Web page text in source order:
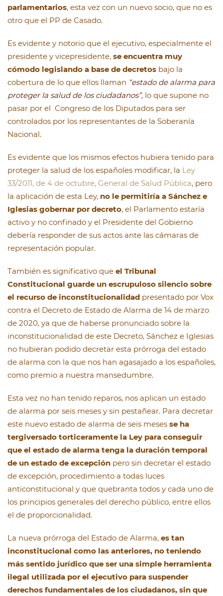
parlamentarios, esta vez con un nuevo socio, que no es
otro que el PP de Casado.
Es evidente y notorio que el ejecutivo, especialmente el
presidente y vicepresidente, se encuentra muy
cómodo legislando a base de decretos bajo la
cobertura de lo que ellos llaman “estado de alarma para
proteger la salud de los ciudadanos”, lo que supone no
pasar por el Congreso de los Diputados para ser
controlados por los representantes de la Soberanía
Nacional.
Es evidente que los mismos efectos hubiera tenido para
proteger la salud de los españoles modificar, la Ley
33/2011, de 4 de octubre, General de Salud Pública, pero
la aplicación de esta Ley, no le permitiría a Sánchez e
Iglesias gobernar por decreto, el Parlamento estaría
activo y no confinado y el Presidente del Gobierno
debería responder de sus actos ante las cámaras de
representación popular.
También es significativo que el Tribunal
Constitucional guarde un escrupuloso silencio sobre
el recurso de inconstitucionalidad presentado por Vox
contra el Decreto de Estado de Alarma de 14 de marzo
de 2020, ya que de haberse pronunciado sobre la
inconstitucionalidad de este Decreto, Sánchez e Iglesias
no hubieran podido decretar esta prórroga del estado
de alarma con la que nos han agasajado a los españoles,
como premio a nuestra mansedumbre.
Esta vez no han tenido reparos, nos aplican un estado
de alarma por seis meses y sin pestañear. Para decretar
este nuevo estado de alarma de seis meses se ha
tergiversado torticeramente la Ley para conseguir
que el estado de alarma tenga la duración temporal
de un estado de excepción pero sin decretar el estado
de excepción, procedimiento a todas luces
anticonstitucional y que quebranta todos y cada uno de
los principios generales del derecho público, entre ellos
el de proporcionalidad.
La nueva prórroga del Estado de Alarma, es tan
inconstitucional como las anteriores, no teniendo
más sentido jurídico que ser una simple herramienta
ilegal utilizada por el ejecutivo para suspender
derechos fundamentales de los ciudadanos, sin que